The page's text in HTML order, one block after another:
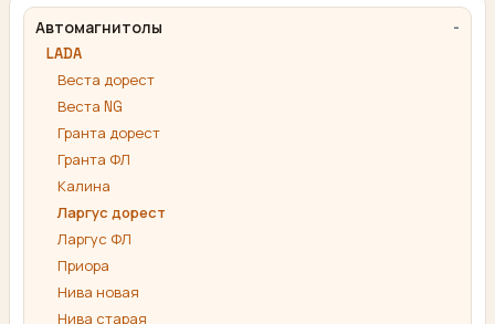
Автомагнитолы
LADA
Веста дорест
Веста NG
Гранта дорест
Гранта ФЛ
Калина
Ларгус дорест
Ларгус ФЛ
Приора
Нива новая
Нива старая